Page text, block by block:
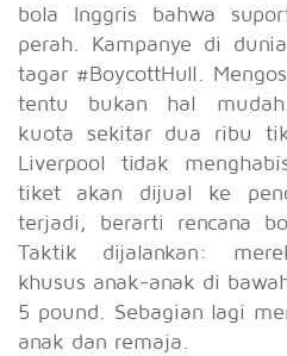
bola Inggris bahwa
perah. Kampanye di
tagar #BoycottHull.
tentu bukan hal
kuota sekitar dua ribu
Liverpool tidak
tiket akan dijual ke
terjadi, berarti rencana
Taktik dijalankan:
khusus anak-anak di
5 pound. Sebagian lagi
anak dan remaja.